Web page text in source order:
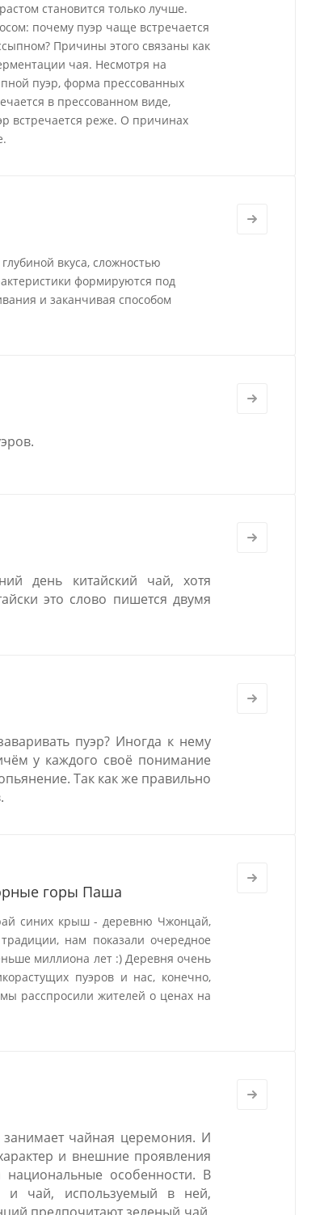
становится только лучше.
почему пуэр чаще встречается
Причины этого связаны как
чая. Несмотря на
пуэр, форма прессованных
в прессованном виде,
встречается реже. О причинах
вкуса, сложностью
формируются под
и заканчивая способом
день китайский чай, хотя
это слово пишется двумя
пуэр? Иногда к нему
у каждого своё понимание
Так как же правильно
горы Паша
синих крыш - деревню Чжонцай,
нам показали очередное
миллиона лет :) Деревня очень
пуэров и нас, конечно,
расспросили жителей о ценах на
чайная церемония. И
и внешние проявления
особенности. В
и чай, используемый в ней,